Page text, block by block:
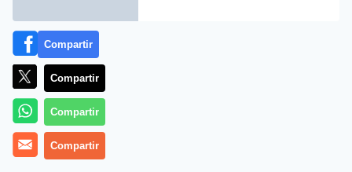
Más información
Compartir
Compartir
Compartir
Compartir